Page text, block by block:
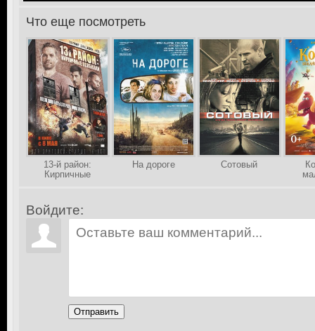
>Что еще посмотреть
13-й район:
Кирпичные
На дороге Сотовый
Войдите:
Отправить